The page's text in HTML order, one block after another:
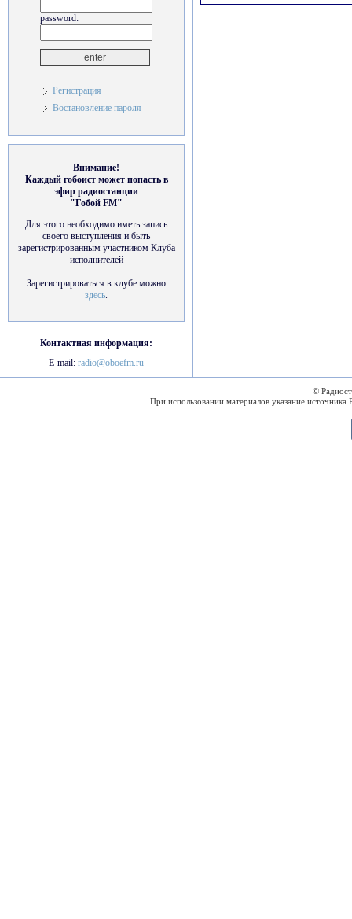
password:
Регистрация
Востановление пароля
Внимание!
Каждый гобоист может попасть в
эфир радиостанции
"Гобой FM"
Для этого необходимо иметь запись
своего выступления и быть
зарегистрированным участником Клуба
исполнителей
Зарегистрироваться в клубе можно
здесь.
Контактная информация:
E-mail: radio@oboefm.ru
©
При использовании материалов указание